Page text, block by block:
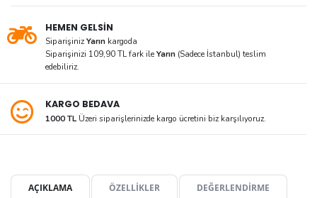
HEMEN GELSİN
SiparişinizYarın kargoda
Siparişinizi 109,90 TL fark ileYarın (Sadece İstanbul) teslim
edebiliriz.
KARGO BEDAVA
1000 TLÜzeri siparişlerinizde kargo ücretini biz karşılıyoruz.
AÇIKLAMA ÖZELLİKLER DEĞERLENDİRME